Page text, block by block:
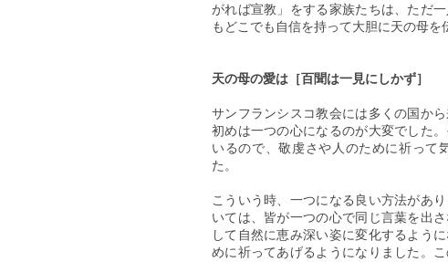
がれば宣教」をする家族たちは、ただ
もどこでも自信を持って大胆に天の母を
天の母の愛は［百聞は一見にしかず］
サンフランシスコ教会には多くの国か
初めは一つの心になるのが大変でした
いるので、敬虔さや人のために祈って
た。
こういう時、一つになる良い方法があ
いては、皆が一つの心で同じ言葉を出
して自然に恵み深い姿に変化するよう
めに祈ってあげるようになりました。